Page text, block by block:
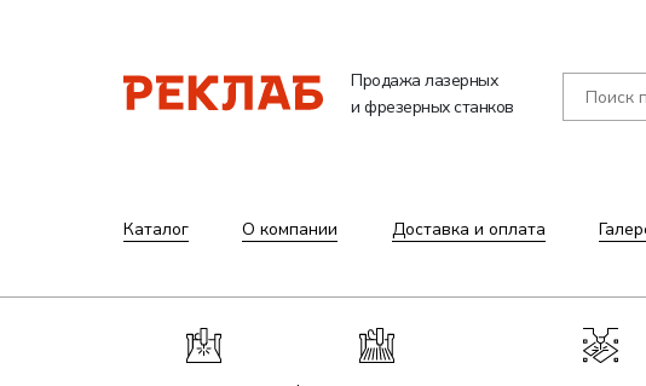
Продажа лазерных
и фрезерных станков
Каталог О компании Доставка и оплата